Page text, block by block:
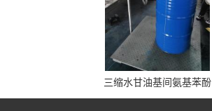
三缩水甘油基间氨基苯酚